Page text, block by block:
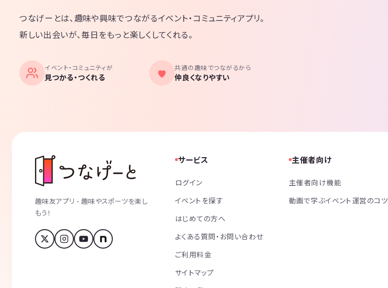
つなげーとは、趣味や興味でつながるイベント・コミュニティアプリ。
新しい出会いが、毎日をもっと楽しくしてくれる。
イベント・コミュニティが
見つかる・つくれる
共通の趣味でつながるから
仲良くなりやすい
趣味友アプリ - 趣味やスポーツを楽し
もう！
サービス
ログイン
イベントを探す
はじめての方へ
よくある質問・お問い合わせ
ご利用料金
サイトマップ
主催者向け
主催者向け機能
動画で学ぶイベント運営のコツ